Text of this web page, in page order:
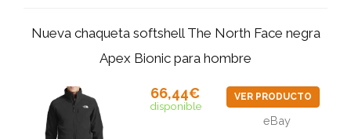
Nueva chaqueta softshell The North Face negra
Apex Bionic para hombre
66,44€
disponible
VER PRODUCTO
eBay